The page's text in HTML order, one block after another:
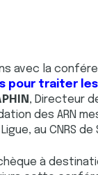
avec la
pour traiter
, Directeur
des ARN
au CNRS
à